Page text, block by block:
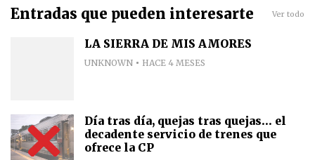
Entradas que pueden interesarte Ver todo
LA SIERRA DE MIS AMORES
UNKNOWN HACE 4 MESES
Día tras día, quejas tras quejas... el
decadente servicio de trenes que
ofrece la CP